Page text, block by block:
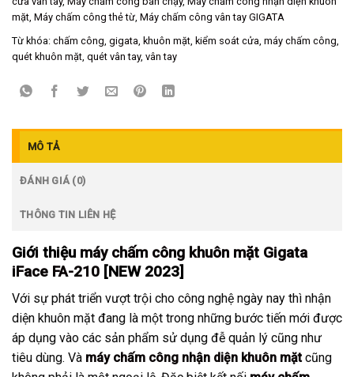
mặt Máy chấm công thẻ từ Máy chấm công vân tay GIGATA
Từ khóa: chấm công gigata khuôn mặt kiểm soát cửa máy chấm công
quét khuôn mặt quét vân tay, vân tay
MÔ TẢ
ĐÁNH GIÁ (0)
THÔNG TIN LIÊN HỆ
Giới thiệu máy chấm công khuôn mặt Gigata
iFace FA-210 [NEW 2023]
Với sự phát triển vượt trội cho công nghệ ngày nay thì nhận
diện khuôn mặt đang là một trong những bước tiến mới được
áp dụng vào các sản phẩm sử dụng đễ quản lý cũng như
tiêu dùng. Và máy chấm công nhận diện khuôn mặtcũng